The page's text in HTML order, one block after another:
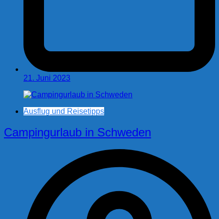
21. Juni 2023
Ausflug und Reisetipps
Campingurlaub in Schweden